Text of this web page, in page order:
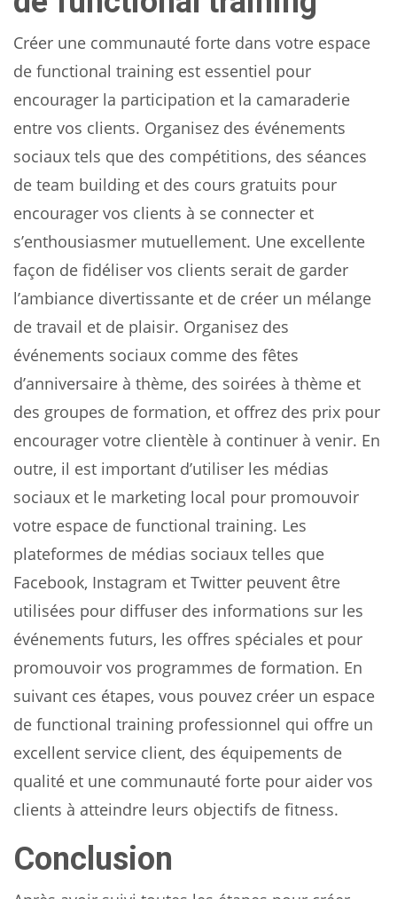
Créer une communauté forte dans votre espace
de functional training est essentiel pour
encourager la participation et la camaraderie
entre vos clients. Organisez des événements
sociaux tels que des compétitions, des séances
de team building et des cours gratuits pour
encourager vos clients à se connecter et
s’enthousiasmer mutuellement. Une excellente
façon de fidéliser vos clients serait de garder
l’ambiance divertissante et de créer un mélange
de travail et de plaisir. Organisez des
événements sociaux comme des fêtes
d’anniversaire à thème, des soirées à thème et
des groupes de formation, et offrez des prix pour
encourager votre clientèle à continuer à venir. En
outre, il est important d’utiliser les médias
sociaux et le marketing local pour promouvoir
votre espace de functional training. Les
plateformes de médias sociaux telles que
Facebook, Instagram et Twitter peuvent être
utilisées pour diffuser des informations sur les
événements futurs, les offres spéciales et pour
promouvoir vos programmes de formation. En
suivant ces étapes, vous pouvez créer un espace
de functional training professionnel qui offre un
excellent service client, des équipements de
qualité et une communauté forte pour aider vos
clients à atteindre leurs objectifs de fitness.
Conclusion